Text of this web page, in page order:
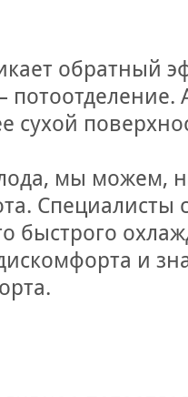
обратный
сухой
мы можем,
быстрого
и